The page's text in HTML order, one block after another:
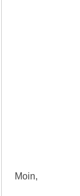
Moin,